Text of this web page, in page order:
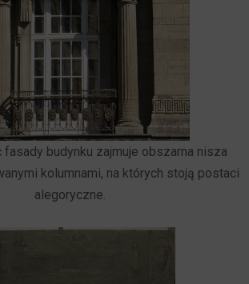
fasady budynku zajmuje obszarna nisza
kolumnami, na których stoją postaci
alegoryczne.